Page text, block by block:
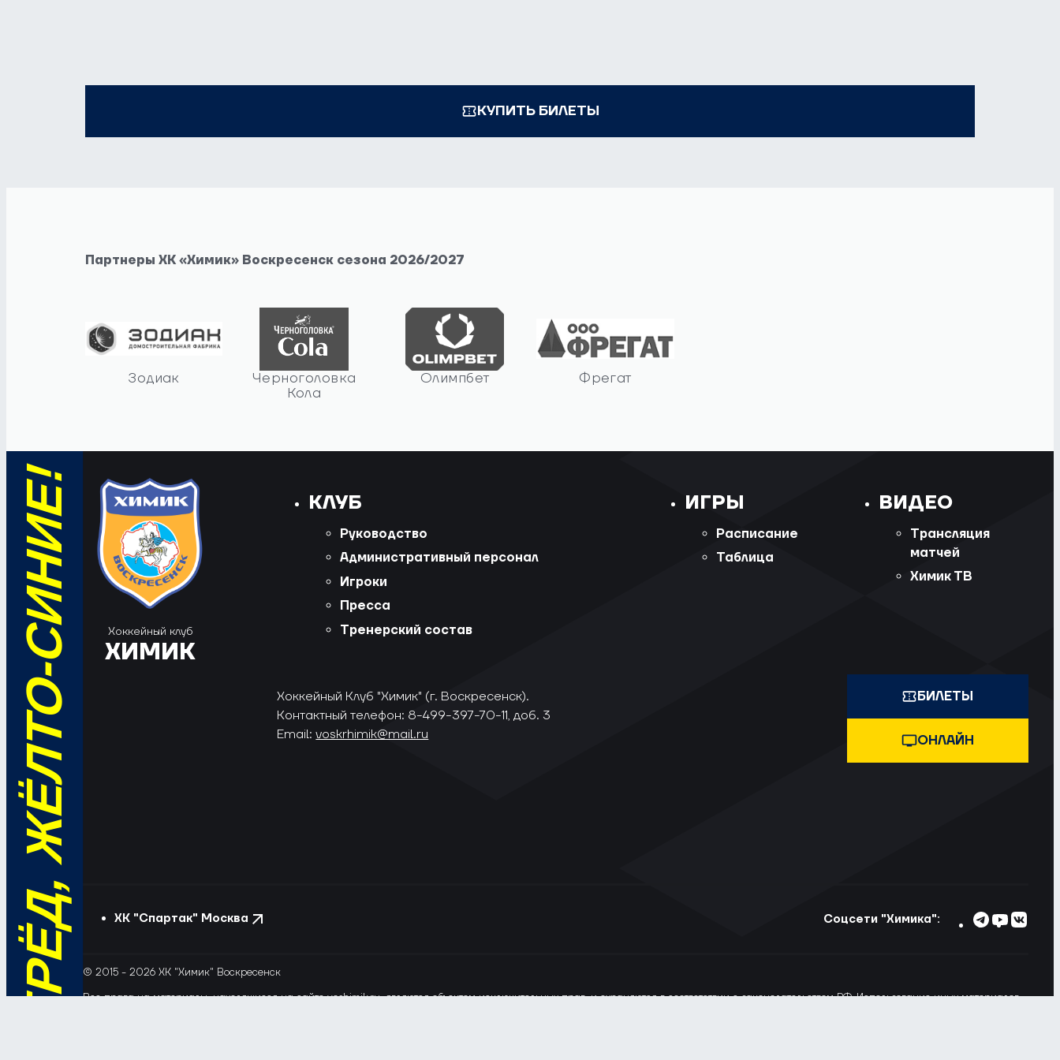
КУПИТЬ БИЛЕТЫ
Партнеры ХК «Химик» Воскресенск сезона 2026/2027
Зодиак
Черноголовка
Кола
Олимпбет Фрегат
ВПЕРЁД, ЖЁЛТО-СИНИЕ! Хоккейный клуб
ХИМИК
КЛУБ
Руководство
Административный персонал
Игроки
Пресса
Тренерский состав
ИГРЫ
Расписание
Таблица
ВИДЕО
Трансляция
матчей
Химик ТВ
Хоккейный Клуб "Химик" (г. Воскресенск).
Контактный телефон: 8-499-397-70-11, доб. 3
Email:voskrhimik@mail.ru
БИЛЕТЫ
ОНЛАЙН
ХК "Спартак" Москва Соцсети "Химика":
© 2015 - 2026 ХК "Химик" Воскресенск
Все права на материалы, находящиеся на сайте voshimik.ru, являются объектом исключительных прав, и охраняются в соответствии с законодательством РФ. Использование иных материалов